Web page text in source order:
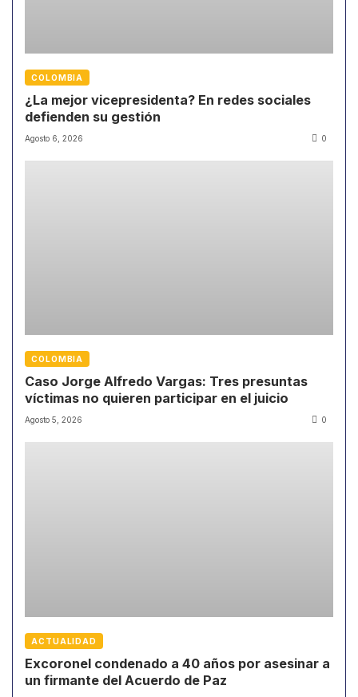
COLOMBIA
¿La mejor vicepresidenta? En redes sociales
defienden su gestión
Agosto 6, 2026 0
COLOMBIA
Caso Jorge Alfredo Vargas: Tres presuntas
víctimas no quieren participar en el juicio
Agosto 5, 2026 0
ACTUALIDAD
Excoronel condenado a 40 años por asesinar a
un firmante del Acuerdo de Paz